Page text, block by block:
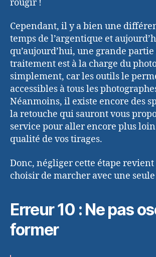
rougir !
Cependant, il y a bien une
temps de l’argentique et
qu’aujourd’hui, une grande partie
traitement est à la charge du
simplement, car les outils le
accessibles à tous les
Néanmoins, il existe encore des
la retouche qui sauront vous
service pour aller encore plus
qualité de vos tirages.
Donc, négliger cette étape revient
choisir de marcher avec une
Erreur 10 : Ne pas
former